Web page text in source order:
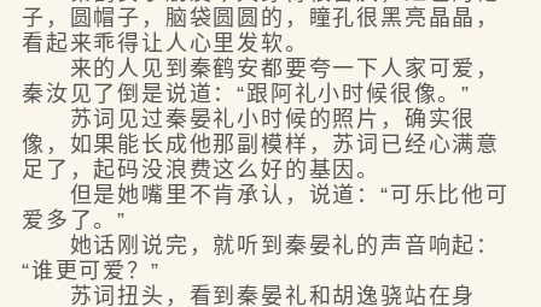
子，圆帽子，脑袋圆圆的，瞳孔很黑亮晶晶，
看起来乖得让人心里发软。
来的人见到秦鹤安都要夸一下人家可爱，
秦汝见了倒是说道：“跟阿礼小时候很像。”
苏词见过秦晏礼小时候的照片，确实很
像，如果能长成他那副模样，苏词已经心满意
足了，起码没浪费这么好的基因。
但是她嘴里不肯承认，说道：“可乐比他可
爱多了。”
她话刚说完，就听到秦晏礼的声音响起：
“谁更可爱？”
苏词扭头，看到秦晏礼和胡逸骁站在身